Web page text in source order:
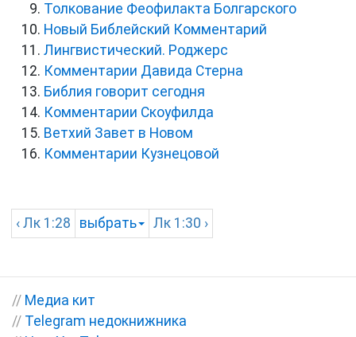
Толкование Феофилакта Болгарского
Новый Библейский Комментарий
Лингвистический. Роджерс
Комментарии Давида Стерна
Библия говорит сегодня
Комментарии Скоуфилда
Ветхий Завет в Новом
Комментарии Кузнецовой
‹ Лк 1:28 выбрать Лк 1:30 ›
// Медиа кит
// Telegram недокнижника